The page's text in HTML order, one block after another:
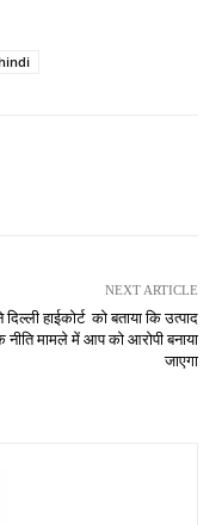
NEXT ARTICLE
दिल्ली हाईकोर्ट को बताया कि उत्पाद
नीति मामले में आप को आरोपी बनाया
जाएगा